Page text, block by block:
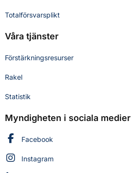
Totalförsvarsplikt
Våra tjänster
Förstärkningsresurser
Rakel
Statistik
Myndigheten i sociala medier
Myndigheten för civilt försvar på
Facebook
Myndigheten för civilt försvar på
Instagram